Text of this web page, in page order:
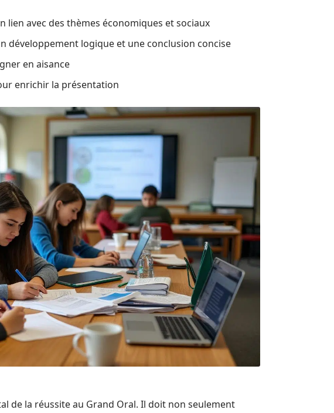
lien avec des thèmes économiques et sociaux
développement logique et une conclusion concise
en aisance
enrichir la présentation
de la réussite au Grand Oral. Il doit non seulement